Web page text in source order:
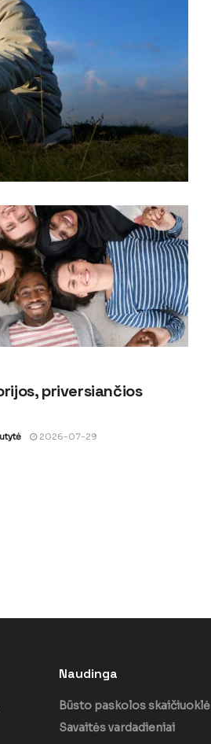
priversiančios
2026-07-29
Naudinga
Būsto paskolos skaičiuoklė
Savaitės vardadieniai